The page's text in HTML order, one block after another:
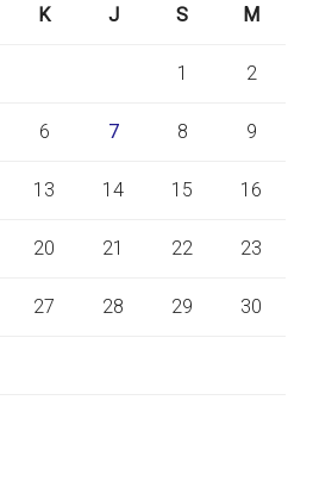
K J S M
1 2
6 7 8 9
13 14 15 16
20 21 22 23
27 28 29 30